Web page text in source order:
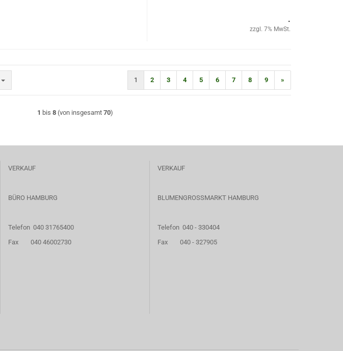
.
zzgl. 7% MwSt.
1 2 3 4 5 6 7 8 9 »
1 bis 8(von insgesamt 70)
VERKAUF
BÜRO HAMBURG
Telefon 040 31765400
Fax 040 46002730
VERKAUF
BLUMENGROSSMARKT HAMBURG
Telefon 040 - 330404
Fax 040 - 327905